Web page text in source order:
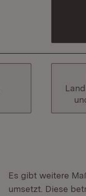
Es gibt weitere
umsetzt. Diese